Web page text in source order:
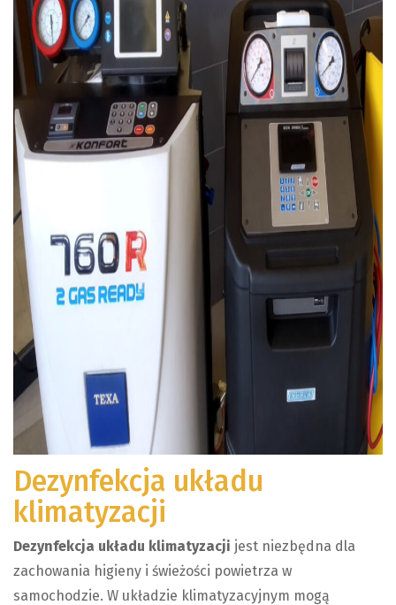
Dezynfekcja układu
klimatyzacji
Dezynfekcja układu klimatyzacji jest niezbędna dla
zachowania higieny i świeżości powietrza w
samochodzie. W układzie klimatyzacyjnym mogą